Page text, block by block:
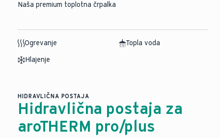
Naša premium toplotna črpalka
Ogrevanje
Topla voda
Hlajenje
HIDRAVLIČNA POSTAJA
Hidravlična postaja za
aroTHERM pro/plus